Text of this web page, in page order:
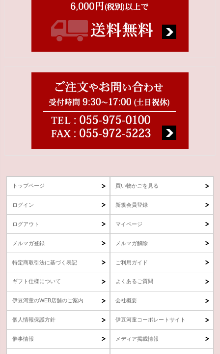
トップページ 買い物かごを見る
ログイン 新規会員登録
ログアウト マイページ
メルマガ登録 メルマガ解除
特定商取引法に基づく表記 ご利用ガイド
ギフト仕様について よくあるご質問
伊豆河童のWEB店舗のご案内 会社概要
個人情報保護方針 伊豆河童コーポレートサイト
催事情報 メディア掲載情報